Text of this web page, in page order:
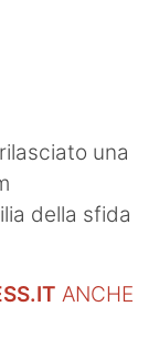
una
della sfida
ANCHE